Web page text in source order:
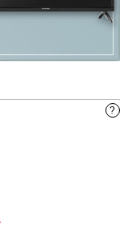
?